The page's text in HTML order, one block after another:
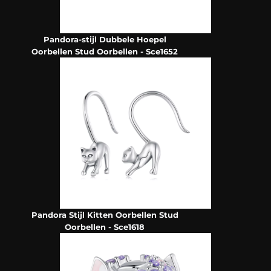
Pandora-stijl Dubbele Hoepel
Oorbellen Stud Oorbellen - Sce1652
Pandora Stijl Kitten Oorbellen Stud
Oorbellen - Sce1618